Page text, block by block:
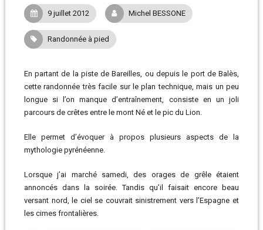
9 juillet 2012 Michel BESSONE
Randonnée à pied
En partant de la piste de Bareilles, ou depuis le port de Balès,
cette randonnée très facile sur le plan technique, mais un peu
longue si l’on manque d’entraînement, consiste en un joli
parcours de crêtes entre le mont Né et le pic du Lion.
Elle permet d’évoquer à propos plusieurs aspects de la
mythologie pyrénéenne.
Lorsque j’ai marché samedi, des orages de grêle étaient
annoncés dans la soirée. Tandis qu’il faisait encore beau
versant nord, le ciel se couvrait sinistrement vers l’Espagne et
les cimes frontalières.